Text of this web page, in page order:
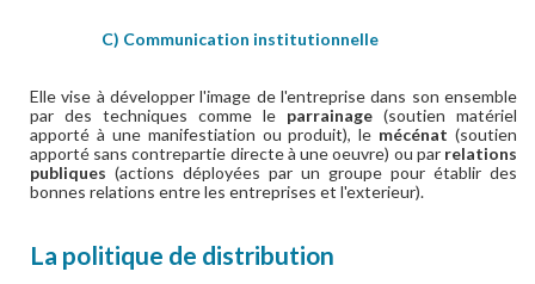
C) Communication institutionnelle
Elle vise à développer l'image de l'entreprise dans son ensemble
par des techniques comme le parrainage (soutien matériel
apporté à une manifestiation ou produit), le mécénat (soutien
apporté sans contrepartie directe à une oeuvre) ou par relations
publiques (actions déployées par un groupe pour établir des
bonnes relations entre les entreprises et l'exterieur).
La politique de distribution